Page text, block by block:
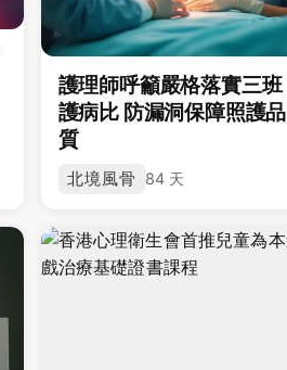
護理師呼籲嚴格落實三班
護病比 防漏洞保障照護品
質
北境風骨 84 天